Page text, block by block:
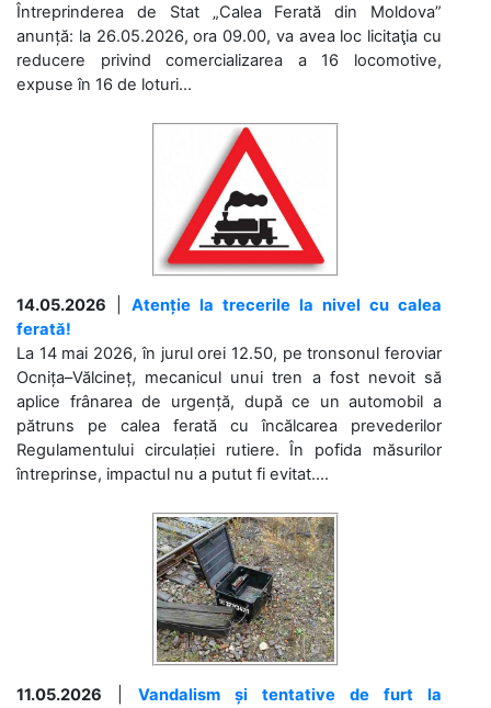
Întreprinderea de Stat „Calea Ferată din Moldova”
anunță: la 26.05.2026, ora 09.00, va avea loc licitaţia cu
reducere privind comercializarea a 16 locomotive,
expuse în 16 de loturi...
14.05.2026
Atenție la trecerile la nivel cu calea
ferată!
La 14 mai 2026, în jurul orei 12.50, pe tronsonul feroviar
Ocnița–Vălcineț, mecanicul unui tren a fost nevoit să
aplice frânarea de urgență, după ce un automobil a
pătruns pe calea ferată cu încălcarea prevederilor
Regulamentului circulației rutiere. În pofida măsurilor
întreprinse, impactul nu a putut fi evitat....
11.05.2026
Vandalism și tentative de furt la